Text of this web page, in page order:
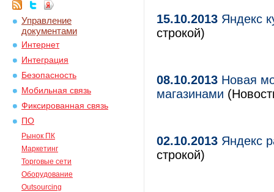
Управление
документами
Интернет
Интеграция
Безопасность
Мобильная связь
Фиксированная связь
ПО
Рынок ПК
Маркетинг
Торговые сети
Оборудование
Outsourcing
15.10.2013 Яндекс
строкой)
08.10.2013 Новая
магазинами
02.10.2013 Яндекс
строкой)